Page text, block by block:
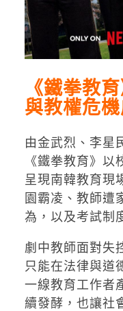
《鐵拳教
與教權危
由金武烈、李星
《鐵拳教育》
呈現南韓教育現
園霸凌、教師遭
為，以及考試制
劇中教師面對失
只能在法律與道
一線教育工作者
續發酵，也讓社